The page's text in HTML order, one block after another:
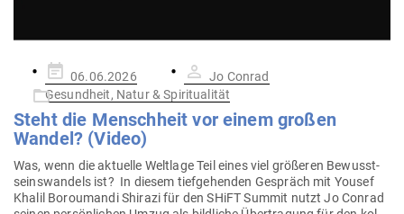
Gepostet
am
06.06.2026
Jo Conrad
Gesundheit, Natur & Spiritualität
Steht die Menschheit vor einem großen
Wandel? (Video)
Was, wenn die aktuelle Weltlage Teil eines viel grö­ßeren Bewusst­
seins­wandels ist? In diesem tief­ge­henden Gespräch mit Yousef
Khalil Boro­u­mandi Shirazi für den SHiFT Summit nutzt Jo Conrad